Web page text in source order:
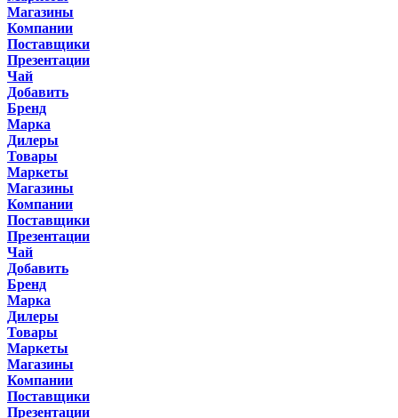
Магазины
Компании
Поставщики
Презентации
Чай
Добавить
Бренд
Марка
Дилеры
Товары
Маркеты
Магазины
Компании
Поставщики
Презентации
Чай
Добавить
Бренд
Марка
Дилеры
Товары
Маркеты
Магазины
Компании
Поставщики
Презентации